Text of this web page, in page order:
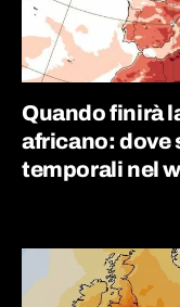
Quando finirà
africano: dove
temporali nel